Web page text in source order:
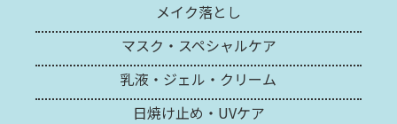
メイク落とし
マスク・スペシャルケア
乳液・ジェル・クリーム
日焼け止め・UVケア